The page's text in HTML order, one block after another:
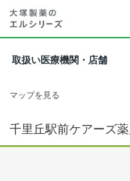
取扱い医療機関・店舗
マップを見る
千里丘駅前ケアーズ